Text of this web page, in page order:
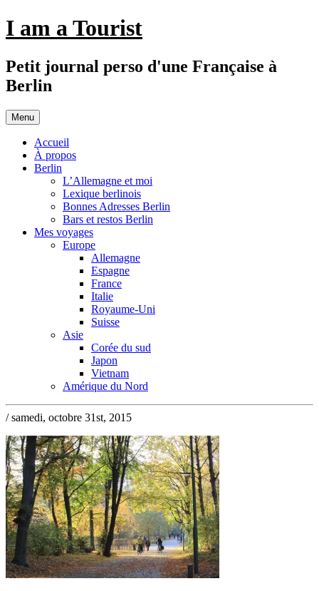
Aller
au
I am a Tourist
Petit journal perso d'une Française à
Berlin
Menu
Accueil
À propos
Berlin
L’Allemagne et moi
Lexique berlinois
Bonnes Adresses Berlin
Bars et restos Berlin
Mes voyages
Europe
Allemagne
Espagne
France
Italie
Royaume-Uni
Suisse
Asie
Corée du sud
Japon
Vietnam
Amérique du Nord
/ samedi, octobre 31st, 2015